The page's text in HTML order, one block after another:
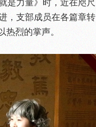
是力量》时，近在咫尺
，支部成员在各篇章转
烈的掌声。